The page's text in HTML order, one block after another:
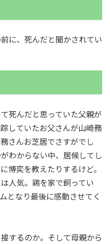
に、死んだと聞かされてい
死んだと思っていた父親が
していたお父さんが山崎務
さんお芝居でさすがでし
わからない中、居候してし
博奕を教えたりするけど。
人気。鶏を家で飼ってい
となり最後に感動させてく
するのか。そして母親から